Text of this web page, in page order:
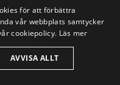
i Näsum
om du är
dig till. Det är
för att förbättra
vår webbplats samtycker
cookiepolicy. Läs mer
AVVISA ALLT